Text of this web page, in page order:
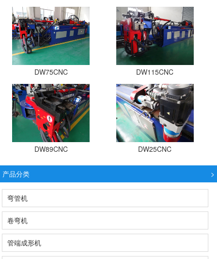
DW75CNC DW115CNC
DW89CNC DW25CNC
>
产品分类
弯管机
卷弯机
管端成形机